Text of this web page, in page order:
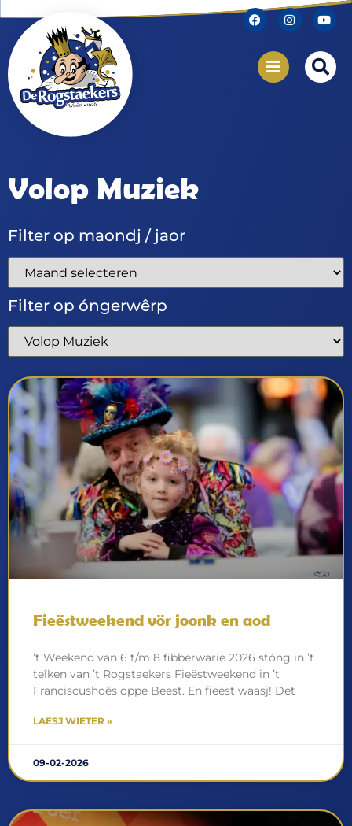
Volop Muziek
Filter op maondj / jaor
Filter op óngerwêrp
Fieëstweekend vör joonk en aod
’t Weekend van 6 t/m 8 fibberwarie 2026 stóng in ’t
teîken van ’t Rogstaekers Fieëstweekend in ’t
Franciscushoês oppe Beest. En fieëst waasj! Det
LAESJ WIETER »
09-02-2026